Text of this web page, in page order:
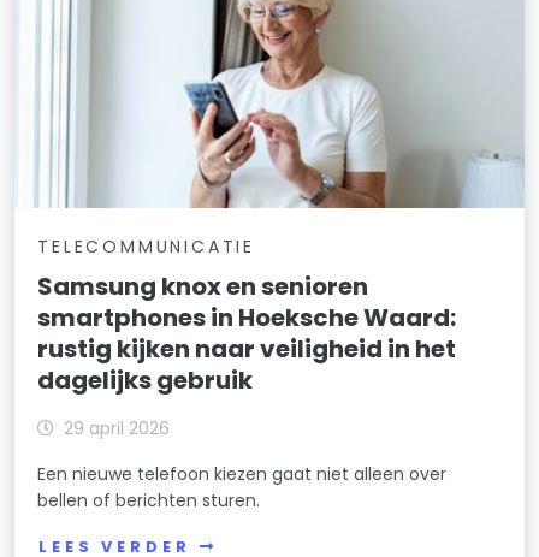
TELECOMMUNICATIE
Samsung knox en senioren
smartphones in Hoeksche Waard:
rustig kijken naar veiligheid in het
dagelijks gebruik
29 april 2026
Een nieuwe telefoon kiezen gaat niet alleen over
bellen of berichten sturen.
LEES VERDER